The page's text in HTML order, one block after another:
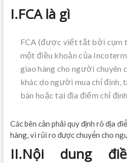
I.FCA là gì
FCA (được viết tắt bởi cụm
một điều khoản của
giao hàng cho người chuyên
khác do người mua chỉ định,
bán hoặc tại địa điểm chỉ
Các bên cần phải quy định rõ địa
hàng, vì rủi ro được chuyển cho
II.Nội dung